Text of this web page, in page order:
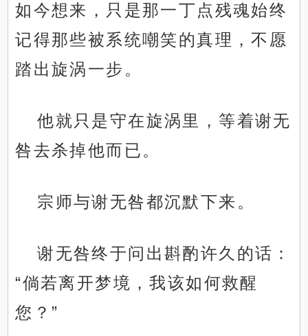
如今想来，只是那一丁点残魂始终
记得那些被系统嘲笑的真理，不愿
踏出旋涡一步。
他就只是守在旋涡里，等着谢无
咎去杀掉他而已。
宗师与谢无咎都沉默下来。
谢无咎终于问出斟酌许久的话：
“倘若离开梦境，我该如何救醒
您？”